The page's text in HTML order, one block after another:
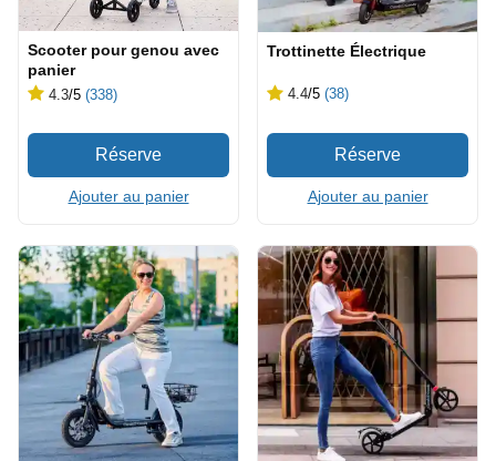
Scooter pour genou avec
panier
4.3/5 (338)
Ajouter au panier
Trottinette Électrique
4.4/5 (38)
Ajouter au panier